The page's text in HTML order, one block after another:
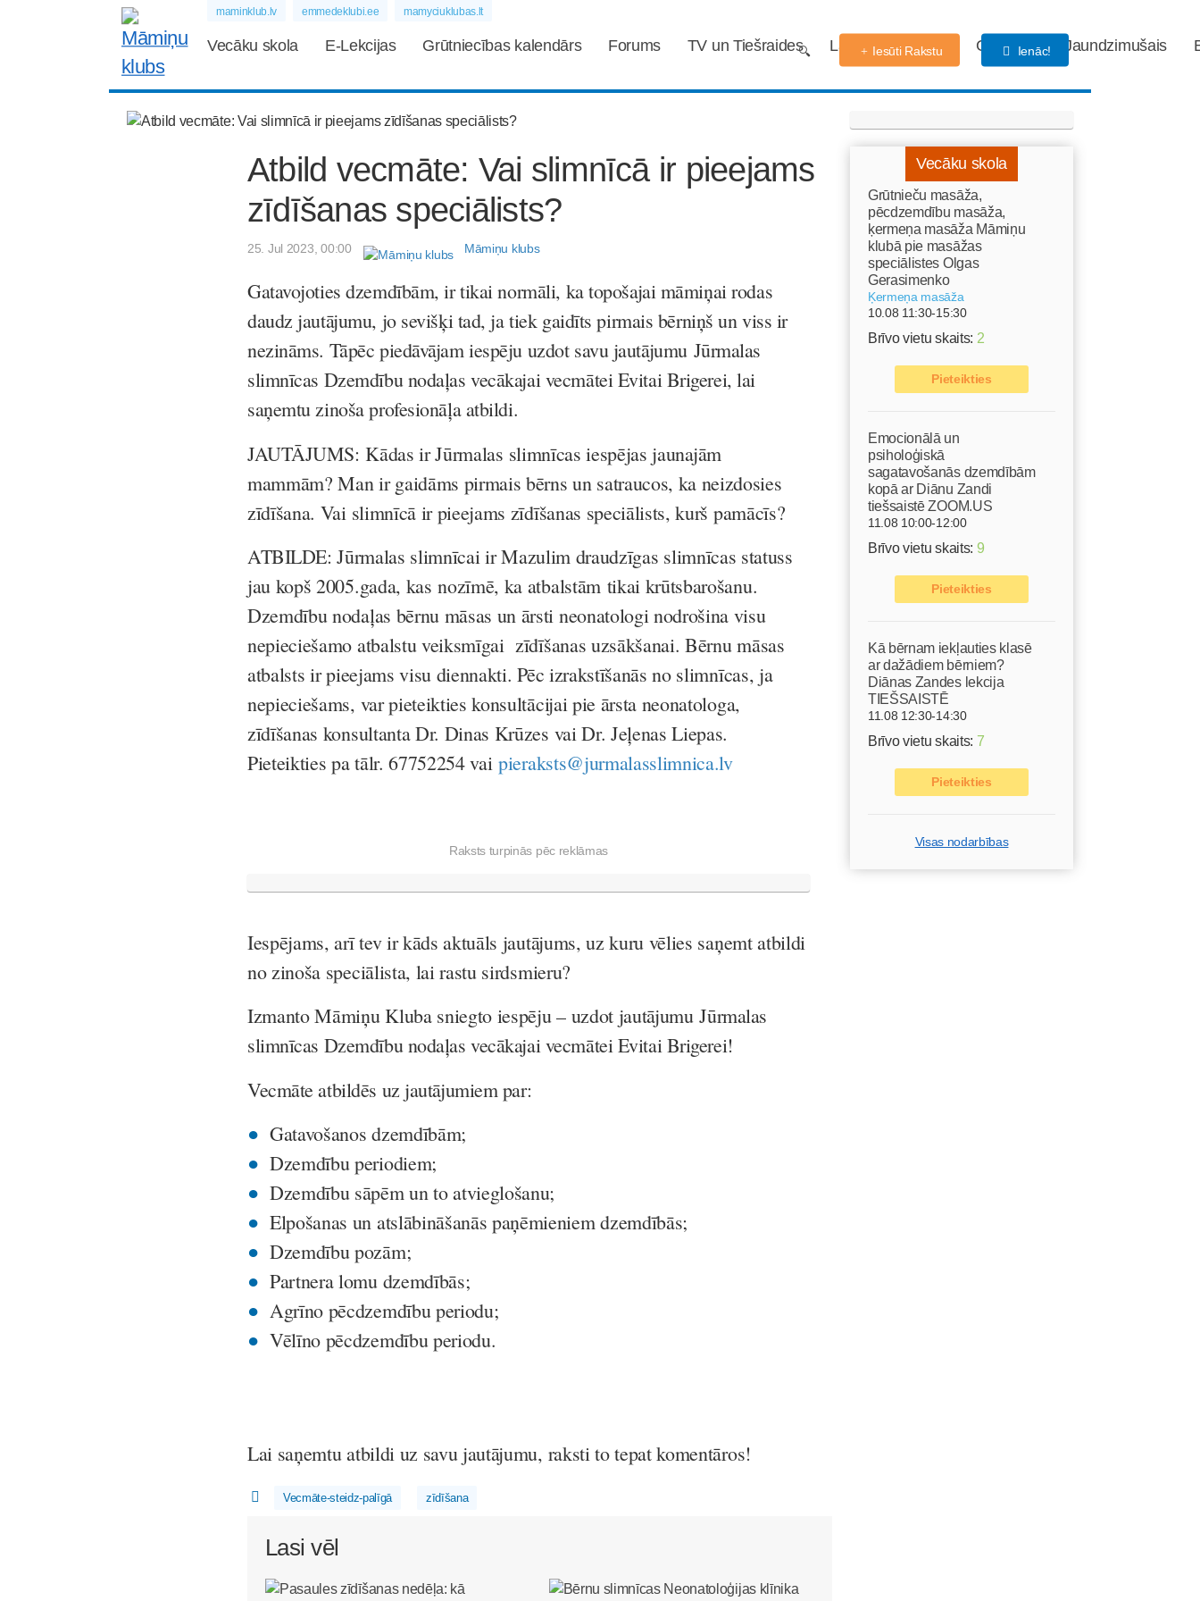
maminklub.lv emmedeklubi.ee mamyciuklubas.lt
Vecāku skola E-Lekcijas Grūtniecības kalendārs Forums TV un Tiešraides Labdarības fonds Gaidības Jaundzimušais
Iesūti Rakstu Ienāc!
Atbild vecmāte: Vai slimnīcā ir pieejams
zīdīšanas speciālists?
25. Jul 2023, 00:00 Māmiņu klubs
Gatavojoties dzemdībām, ir tikai normāli, ka topošajai māmiņai rodas
daudz jautājumu, jo sevišķi tad, ja tiek gaidīts pirmais bērniņš un viss ir
nezināms. Tāpēc piedāvājam iespēju uzdot savu jautājumu Jūrmalas
slimnīcas Dzemdību nodaļas vecākajai vecmātei Evitai Brigerei, lai
saņemtu zinoša profesionāļa atbildi.
JAUTĀJUMS: Kādas ir Jūrmalas slimnīcas iespējas jaunajām
mammām? Man ir gaidāms pirmais bērns un satraucos, ka neizdosies
zīdīšana. Vai slimnīcā ir pieejams zīdīšanas speciālists, kurš pamācīs?
ATBILDE: Jūrmalas slimnīcai ir Mazulim draudzīgas slimnīcas statuss
jau kopš 2005.gada, kas nozīmē, ka atbalstām tikai krūtsbarošanu.
Dzemdību nodaļas bērnu māsas un ārsti neonatologi nodrošina visu
nepieciešamo atbalstu veiksmīgai zīdīšanas uzsākšanai. Bērnu māsas
atbalsts ir pieejams visu diennakti. Pēc izrakstīšanās no slimnīcas, ja
nepieciešams, var pieteikties konsultācijai pie ārsta neonatologa,
zīdīšanas konsultanta Dr. Dinas Krūzes vai Dr. Jeļenas Liepas.
Pieteikties pa tālr. 67752254 vaipieraksts@jurmalasslimnica.lv
Raksts turpinās pēc reklāmas
Iespējams, arī tev ir kāds aktuāls jautājums, uz kuru vēlies saņemt atbildi
no zinoša speciālista, lai rastu sirdsmieru?
Izmanto Māmiņu Kluba sniegto iespēju – uzdot jautājumuJūrmalas
slimnīcas Dzemdību nodaļas vecākajai vecmātei Evitai Brigerei!
Vecmāte atbildēs uz jautājumiem par:
Gatavošanos dzemdībām;
Dzemdību periodiem;
Dzemdību sāpēm un to atvieglošanu;
Elpošanas un atslābināšanās paņēmieniem dzemdībās;
Dzemdību pozām;
Partnera lomu dzemdībās;
Agrīno pēcdzemdību periodu;
Vēlīno pēcdzemdību periodu.
Lai saņemtu atbildi uz savu jautājumu, raksti to tepat komentāros!
Vecmāte-steidz-palīgā zīdīšana
Lasi vēl
Vecāku skola
Grūtnieču masāža,
pēcdzemdību masāža,
ķermeņa masāža Māmiņu
klubā pie masāžas
speciālistes Olgas
Gerasimenko
Ķermeņa masāža
10.08 11:30-15:30
Brīvo vietu skaits: 2
Pieteikties
Emocionālā un
psiholoģiskā
sagatavošanās dzemdībām
kopā ar Diānu Zandi
tiešsaistē ZOOM.US
11.08 10:00-12:00
Brīvo vietu skaits: 9
Pieteikties
Kā bērnam iekļauties klasē
ar dažādiem bērniem?
Diānas Zandes lekcija
TIEŠSAISTĒ
11.08 12:30-14:30
Brīvo vietu skaits: 7
Pieteikties
Visas nodarbības